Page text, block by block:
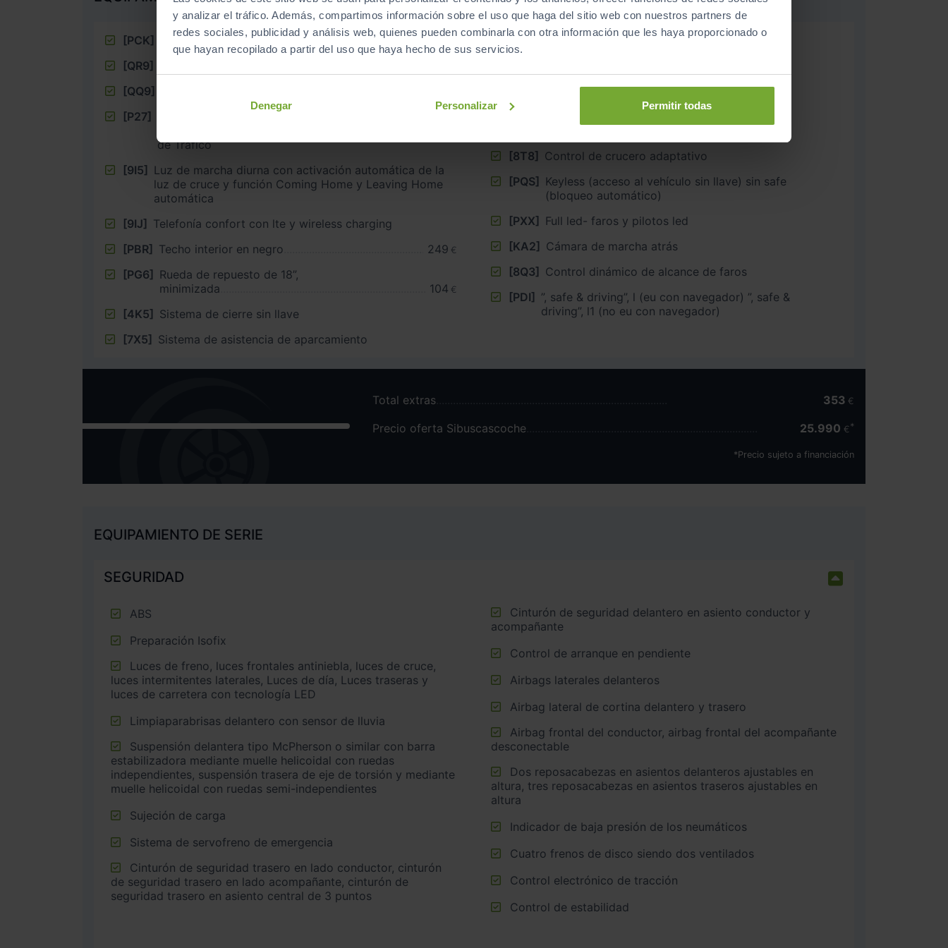
y analizar el tráfico. Además, compartimos información sobre el uso que haga del sitio web con nuestros partners de
redes sociales, publicidad y análisis web, quienes pueden combinarla con otra información que les haya proporcionado o
que hayan recopilado a partir del uso que haya hecho de sus servicios.
Denegar Personalizar Permitir todas
[PCK]
Paquete Vision Plus
[QR9]
[QQ9]
[P27]
Pack Conducción Semi-Autónoma con Asistente en
de Tráfico
[9I5] Luz de marcha diurna con activación automática de la
luz de cruce y función Coming Home y Leaving Home
automática
[9IJ] Telefonía confort con lte y wireless charging
[PBR] Techo interior en negro 249 €
[PG6] Rueda de repuesto de 18”,
minimizada
104 €
[4K5] Sistema de cierre sin llave
[7X5] Sistema de asistencia de aparcamiento
[GB1]
Sistema de apoyo LTE
Asistente de aparcamiento
[8T8] Control de crucero adaptativo
[PQS] Keyless (acceso al vehículo sin llave) sin safe
(bloqueo automático)
[PXX] Full led- faros y pilotos led
[KA2] Cámara de marcha atrás
[8Q3] Control dinámico de alcance de faros
[PDI] ”, safe & driving”, l (eu con navegador) ”, safe &
driving”, l1 (no eu con navegador)
Total extras 353 €
Precio oferta Sibuscascoche 25.990 €
*Precio sujeto a financiación
EQUIPAMIENTO DE SERIE
SEGURIDAD
ABS
Preparación Isofix
luces intermitentes laterales, Luces de día, Luces traseras y
luces de carretera con tecnología LED
Limpiaparabrisas delantero con sensor de lluvia
estabilizadora mediante muelle helicoidal con ruedas
independientes, suspensión trasera de eje de torsión y mediante
muelle helicoidal con ruedas semi-independientes
Sujeción de carga
Sistema de servofreno de emergencia
de seguridad trasero en lado acompañante, cinturón de
seguridad trasero en asiento central de 3 puntos
acompañante
Control de arranque en pendiente
Airbags laterales delanteros
Airbag lateral de cortina delantero y trasero
desconectable
altura, tres reposacabezas en asientos traseros ajustables en
altura
Indicador de baja presión de los neumáticos
Cuatro frenos de disco siendo dos ventilados
Control electrónico de tracción
Control de estabilidad